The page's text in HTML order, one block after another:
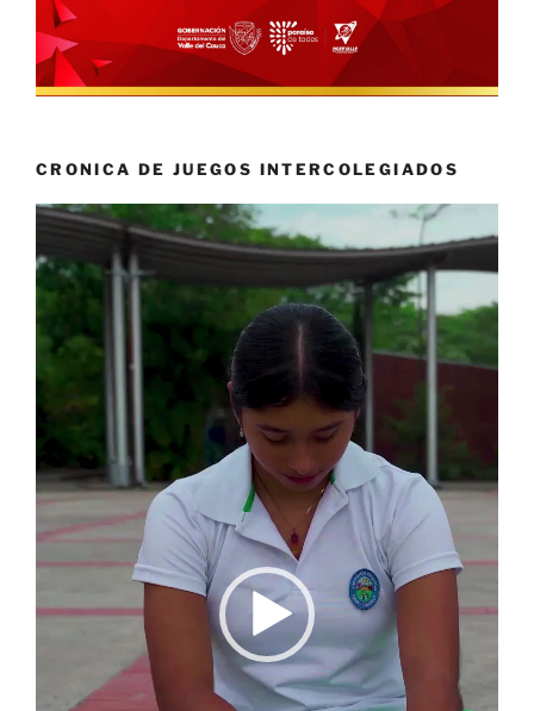
CRONICA DE JUEGOS INTERCOLEGIADOS
Reproductor
vídeo